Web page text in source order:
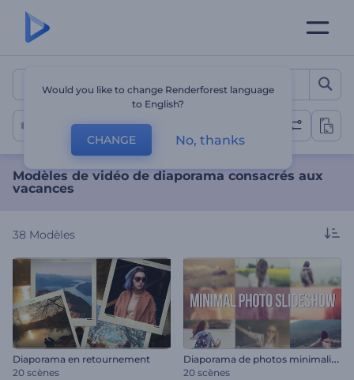
Modèles de vidéo de
Diaporama des vacances
Modèles de vidéo de diaporama consacrés aux
vacances
38 Modèles
Diaporama en retournement
20 scènes
D
iaporama de photos minimaliste
20 scènes
Would you like to change Renderforest language
to English?
CHANGE No, thanks